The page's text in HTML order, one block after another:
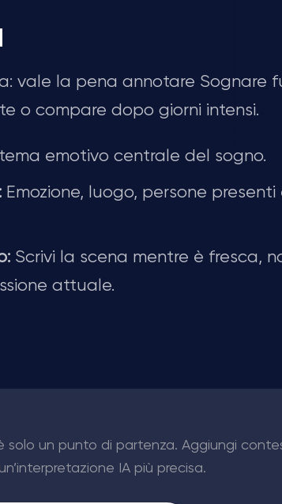
vale la pena annotare Sognare
o compare dopo giorni intensi.
emotivo centrale del sogno.
Emozione, luogo, persone
Scrivi la scena mentre è fresca,
attuale.
solo un punto di partenza. Aggiungi
IA più precisa.